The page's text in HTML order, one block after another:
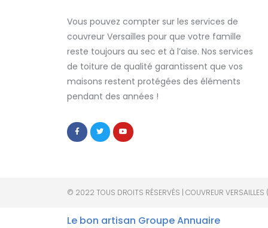
Vous pouvez compter sur les services de
couvreur Versailles pour que votre famille
reste toujours au sec et à l’aise. Nos services
de toiture de qualité garantissent que vos
maisons restent protégées des éléments
pendant des années !
© 2022 TOUS DROITS RÉSERVÉS | COUVREUR
Le bon artisan Groupe Annuaire